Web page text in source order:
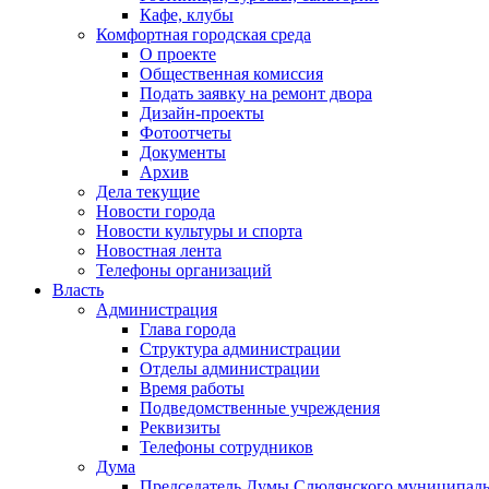
Кафе, клубы
Комфортная городская среда
О проекте
Общественная комиссия
Подать заявку на ремонт двора
Дизайн-проекты
Фотоотчеты
Документы
Архив
Дела текущие
Новости города
Новости культуры и спорта
Новостная лента
Телефоны организаций
Власть
Администрация
Глава города
Структура администрации
Отделы администрации
Время работы
Подведомственные учреждения
Реквизиты
Телефоны сотрудников
Дума